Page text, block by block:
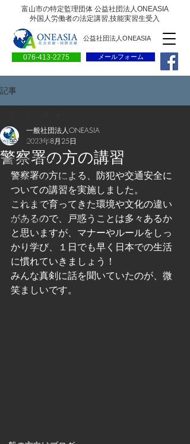
富山市の特定監理団体 公益社団法人ONEASIA
外国人労働者の法定講習,技能実習生受入
076-413-2275
公益社団法人ONEASIA
メールフォーム
記事
全ての記事
会員専用ページ
一般の方向けブログ
求人情報
求職情報
プレリリース
警察署の方の講習
一般社団法人ONEASIA
2023年8月25日
警察署の方による、防犯や交通安全に
ついての講習を実施しました。
これまで育ってきた環境や文化の違い
があるので、戸惑うことは多々あるか
と思いますが、マナーやルールをしっ
かり学び、１日でも早く日本での生活
に慣れていきましょう！
みんな真剣に話を聞いていたのが、微
笑ましいです。